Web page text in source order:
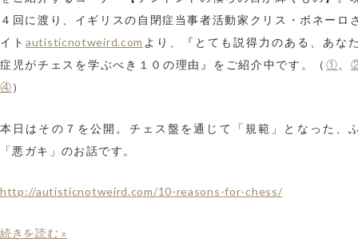
４回に渡り、イギリスの自閉症当事者活動家クリス・ボネーロ
イトautisticnotweird.com より、『とても説得力のある、あな
症児がチェスを学ぶべき１０の理由』をご紹介中です。（①
④）
本日はその７を公開。チェス盤を通じて「規範」となった、
「悪ガキ」のお話です。
http://autisticnotweird.com/10-reasons-for-chess/
続きを読む »